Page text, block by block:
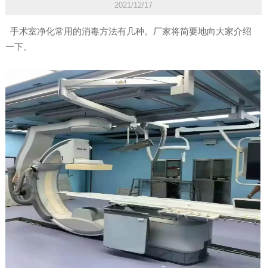
2021/12/17
手术室净化常用的消毒方法有几种。厂家将简要地向大家介绍
一下。